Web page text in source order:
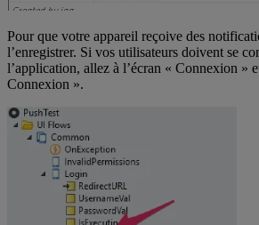
Pour que votre appareil reçoive des
l’enregistrer. Si vos utilisateurs doivent se
l’application, allez à l’écran « Connexion »
Connexion ».